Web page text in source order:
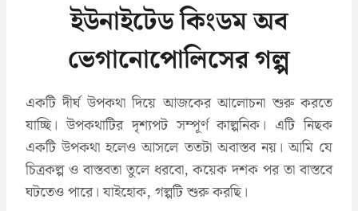
ইউনাইটেড কিংডম অব
ভেগানোপোলিসের গল্প
একটি দীর্ঘ উপকথা দিয়ে আজকের আলোচনা শুরু করতে
যাচ্ছি। উপকথাটির দৃশ্যপট সম্পূর্ণ কাল্পনিক। এটি নিছক
একটি উপকথা হলেও আসলে ততটা অবাস্তব নয়। আমি যে
চিত্রকল্প ও বাস্তবতা তুলে ধরবো, কয়েক দশক পর তা বাস্তবে
ঘটতেও পারে। যাইহোক, গল্পটি শুরু করছি।